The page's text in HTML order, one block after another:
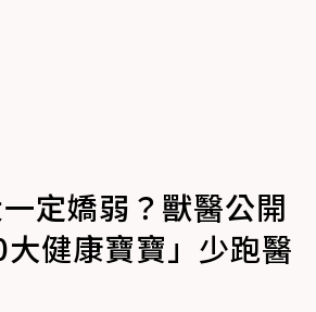
定嬌弱？獸醫公開
大健康寶寶」少跑醫